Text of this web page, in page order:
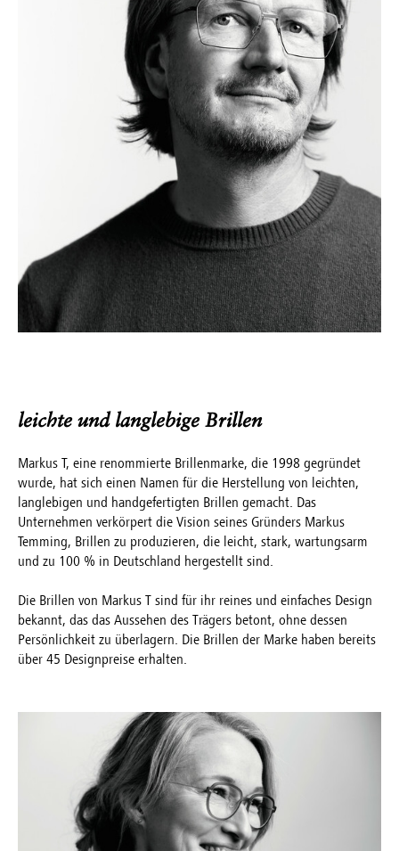
leichte und langlebige Brillen
Markus T, eine renommierte Brillenmarke, die 1998 gegründet
wurde, hat sich einen Namen für die Herstellung von leichten,
langlebigen und handgefertigten Brillen gemacht. Das
Unternehmen verkörpert die Vision seines Gründers Markus
Temming, Brillen zu produzieren, die leicht, stark, wartungsarm
und zu 100 % in Deutschland hergestellt sind.
Die Brillen von Markus T sind für ihr reines und einfaches Design
bekannt, das das Aussehen des Trägers betont, ohne dessen
Persönlichkeit zu überlagern. Die Brillen der Marke haben bereits
über 45 Designpreise erhalten.